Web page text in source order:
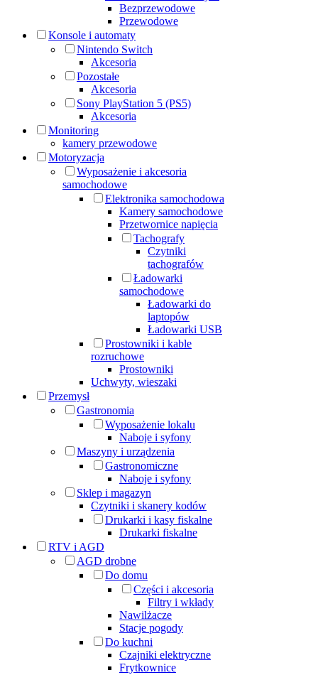
Bezprzewodowe
Przewodowe
Konsole i automaty
Nintendo Switch
Akcesoria
Pozostałe
Akcesoria
Sony PlayStation 5 (PS5)
Akcesoria
Monitoring
kamery przewodowe
Motoryzacja
Wyposażenie i akcesoria
samochodowe
Elektronika samochodowa
Kamery samochodowe
Przetwornice napięcia
Tachografy
Czytniki
tachografów
Ładowarki
samochodowe
Ładowarki do
laptopów
Ładowarki USB
Prostowniki i kable
rozruchowe
Prostowniki
Uchwyty, wieszaki
Przemysł
Gastronomia
Wyposażenie lokalu
Naboje i syfony
Maszyny i urządzenia
Gastronomiczne
Naboje i syfony
Sklep i magazyn
Czytniki i skanery kodów
Drukarki i kasy fiskalne
Drukarki fiskalne
RTV i AGD
AGD drobne
Do domu
Części i akcesoria
Filtry i wkłady
Nawilżacze
Stacje pogody
Do kuchni
Czajniki elektryczne
Frytkownice